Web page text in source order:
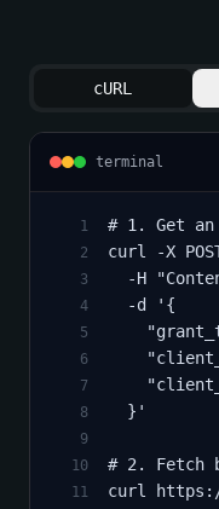
cURL
terminal
1 # 1. Get an
2 curl -X
3
-H
4
  -d '{
5
6
7
8
  }'
9
10
# 2. Fetch
11
curl